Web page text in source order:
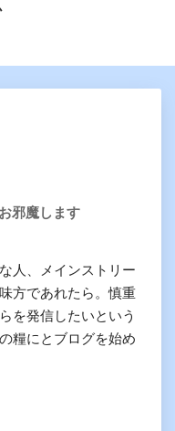
邪魔します
人、メインストリー
方であれたら。慎重
を発信したいという
糧にとブログを始め